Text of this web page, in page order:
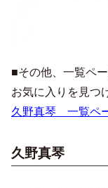
■その他、一覧ペー
お気に入りを見つ
久野真琴 一覧ペ
久野真琴